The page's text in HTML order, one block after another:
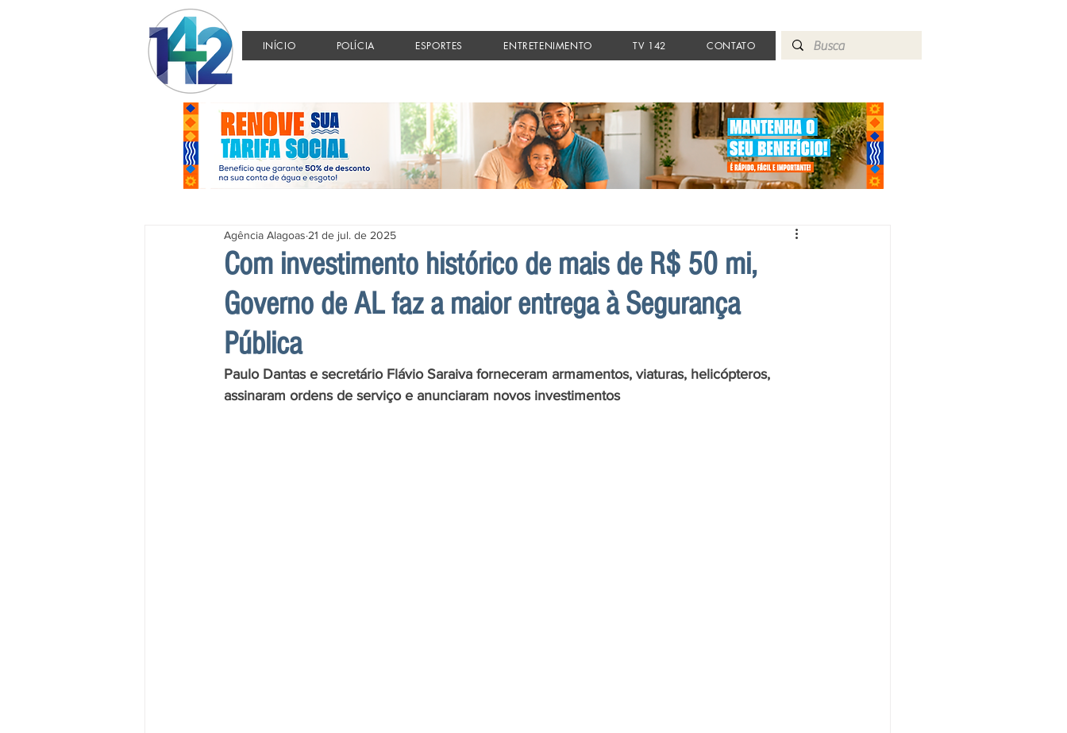
INÍCIO POLÍCIA ESPORTES ENTRETENIMENTO TV 142 CONTATO
Com investimento histórico de mais de R$ 50 mi,
Governo de AL faz a maior entrega à Segurança
Pública
Agência Alagoas 21 de jul. de 2025
Paulo Dantas e secretário Flávio Saraiva forneceram armamentos, viaturas, helicópteros,
assinaram ordens de serviço e anunciaram novos investimentos